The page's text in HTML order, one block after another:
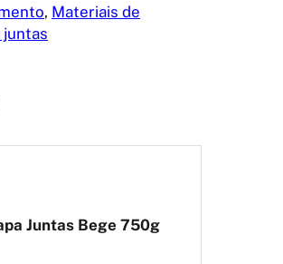
, Materiais de
juntas
Juntas Bege 750g